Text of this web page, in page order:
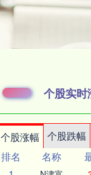
个股实时
个股涨幅 个股跌幅
排名
名称